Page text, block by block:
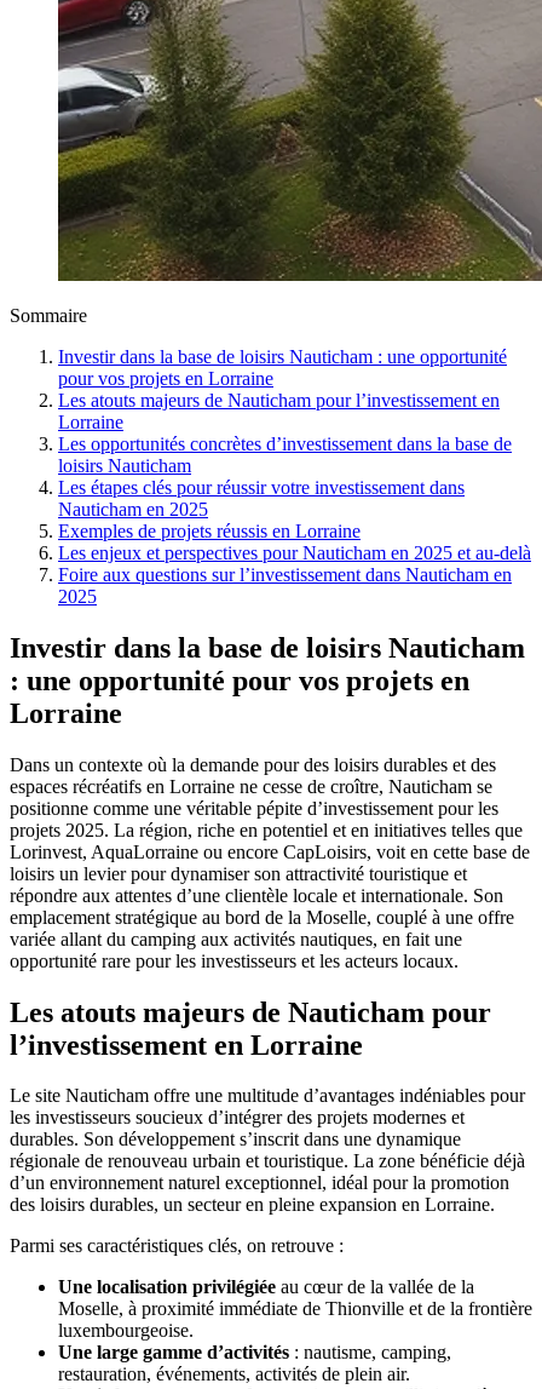
Sommaire
Investir dans la base de loisirs Nauticham : une opportunité
pour vos projets en Lorraine
Les atouts majeurs de Nauticham pour l’investissement en
Lorraine
Les opportunités concrètes d’investissement dans la base de
loisirs Nauticham
Les étapes clés pour réussir votre investissement dans
Nauticham en 2025
Exemples de projets réussis en Lorraine
Les enjeux et perspectives pour Nauticham en 2025 et au-delà
Foire aux questions sur l’investissement dans Nauticham en
2025
Investir dans la base de loisirs Nauticham
: une opportunité pour vos projets en
Lorraine
Dans un contexte où la demande pour des loisirs durables et des
espaces récréatifs en Lorraine ne cesse de croître, Nauticham se
positionne comme une véritable pépite d’investissement pour les
projets 2025. La région, riche en potentiel et en initiatives telles que
Lorinvest, AquaLorraine ou encore CapLoisirs, voit en cette base de
loisirs un levier pour dynamiser son attractivité touristique et
répondre aux attentes d’une clientèle locale et internationale. Son
emplacement stratégique au bord de la Moselle, couplé à une offre
variée allant du camping aux activités nautiques, en fait une
opportunité rare pour les investisseurs et les acteurs locaux.
Les atouts majeurs de Nauticham pour
l’investissement en Lorraine
Le site Nauticham offre une multitude d’avantages indéniables pour
les investisseurs soucieux d’intégrer des projets modernes et
durables. Son développement s’inscrit dans une dynamique
régionale de renouveau urbain et touristique. La zone bénéficie déjà
d’un environnement naturel exceptionnel, idéal pour la promotion
des loisirs durables, un secteur en pleine expansion en Lorraine.
Parmi ses caractéristiques clés, on retrouve :
Une localisation privilégiée au cœur de la vallée de la
Moselle, à proximité immédiate de Thionville et de la frontière
luxembourgeoise.
Une large gamme d’activités : nautisme, camping,
restauration, événements, activités de plein air.